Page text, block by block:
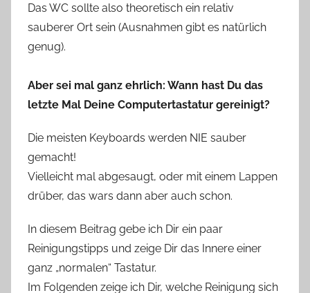
Das WC sollte also theoretisch ein relativ
sauberer Ort sein (Ausnahmen gibt es natürlich
genug).
Aber sei mal ganz ehrlich: Wann hast Du das
letzte Mal Deine Computertastatur gereinigt?
Die meisten Keyboards werden NIE sauber
gemacht!
Vielleicht mal abgesaugt, oder mit einem Lappen
drüber, das wars dann aber auch schon.
In diesem Beitrag gebe ich Dir ein paar
Reinigungstipps und zeige Dir das Innere einer
ganz „normalen“ Tastatur.
Im Folgenden zeige ich Dir, welche Reinigung sich